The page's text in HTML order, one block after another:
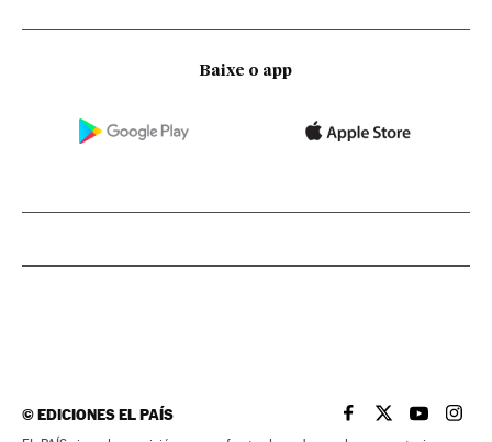
Baixe o app
©EDICIONES EL PAÍS EL PAÍS BRASIL EN
EL PAÍSEL PAÍS
EL